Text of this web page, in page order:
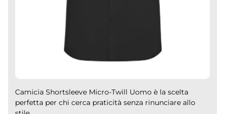
Camicia Shortsleeve Micro-Twill Uomo è la scelta
perfetta per chi cerca praticità senza rinunciare allo